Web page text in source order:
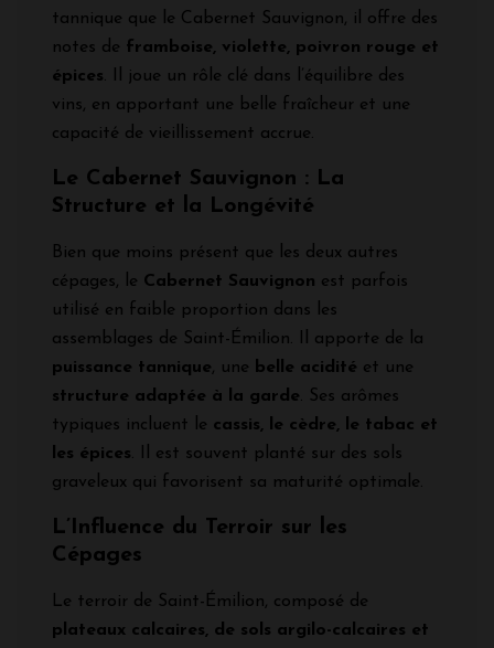
tannique que le Cabernet Sauvignon, il offre des
notes de framboise, violette, poivron rouge et
épices. Il joue un rôle clé dans l’équilibre des
vins, en apportant une belle fraîcheur et une
capacité de vieillissement accrue.
Le Cabernet Sauvignon : La
Structure et la Longévité
Bien que moins présent que les deux autres
cépages, le Cabernet Sauvignon est parfois
utilisé en faible proportion dans les
assemblages de Saint-Émilion. Il apporte de la
puissance tannique, une belle acidité et une
structure adaptée à la garde. Ses arômes
typiques incluent le cassis, le cèdre, le tabac et
les épices. Il est souvent planté sur des sols
graveleux qui favorisent sa maturité optimale.
L’Influence du Terroir sur les
Cépages
Le terroir de Saint-Émilion, composé de
plateaux calcaires, de sols argilo-calcaires et